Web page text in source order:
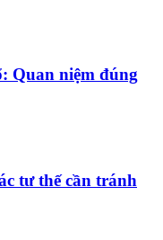
Quan niệm đúng
tư thế cần tránh